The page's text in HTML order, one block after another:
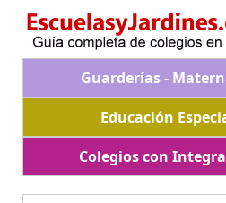
Guarderías -
Educación
Colegios con